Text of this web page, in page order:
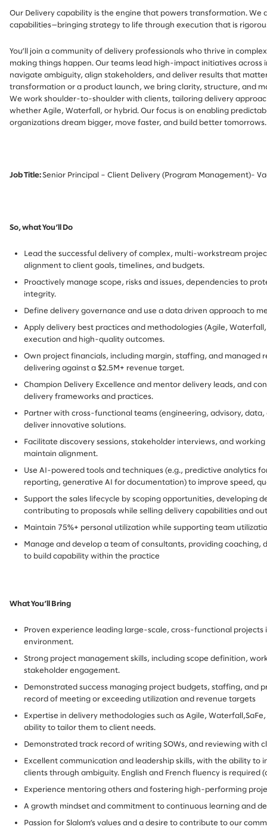
Our Delivery capability is the engine that powers transformation. We
capabilities—bringing strategy to life through execution that is
You’ll join a community of delivery professionals who thrive in
making things happen. Our teams lead high-impact initiatives
navigate ambiguity, align stakeholders, and deliver results that
transformation or a product launch, we bring clarity, structure, and
We work shoulder-to-shoulder with clients, tailoring delivery
whether Agile, Waterfall, or hybrid. Our focus is on enabling
organizations dream bigger, move faster, and build better tomorrows.
Job Title:Senior Principal – Client Delivery (Program Management)-
So, what You’ll Do
Lead the successful delivery of complex, multi-workstream
alignment to client goals, timelines, and budgets.
Proactively manage scope, risks and issues, dependencies to
integrity.
Define delivery governance and use a data driven approach to
Apply delivery best practices and methodologies (Agile,
execution and high-quality outcomes.
Own project financials, including margin, staffing, and managed
delivering against a $2.5M+ revenue target.
Champion Delivery Excellence and mentor delivery leads, and
delivery frameworks and practices.
Partner with cross-functional teams (engineering, advisory, data,
deliver innovative solutions.
Facilitate discovery sessions, stakeholder interviews, and
maintain alignment.
Use AI-powered tools and techniques (e.g., predictive analytics
reporting, generative AI for documentation) to improve speed,
Support the sales lifecycle by scoping opportunities, developing
contributing to proposals while selling delivery capabilities and
Maintain 75%+ personal utilization while supporting team
Manage and develop a team of consultants, providing coaching,
to build capability within the practice
What You’ll Bring
Proven experience leading large-scale, cross-functional
environment.
Strong project management skills, including scope definition,
stakeholder engagement.
Demonstrated success managing project budgets, staffing, and
record of meeting or exceeding utilization and revenue targets
Expertise in delivery methodologies such as Agile,
ability to tailor them to client needs.
Demonstrated track record of writing SOWs, and reviewing with
Excellent communication and leadership skills, with the ability to
clients through ambiguity. English and French fluency is required
Experience mentoring others and fostering high-performing
A growth mindset and commitment to continuous learning and
Passion for Slalom’s values and a desire to contribute to our